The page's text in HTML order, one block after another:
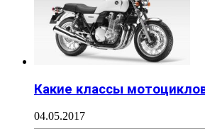
Какие классы
04.05.2017